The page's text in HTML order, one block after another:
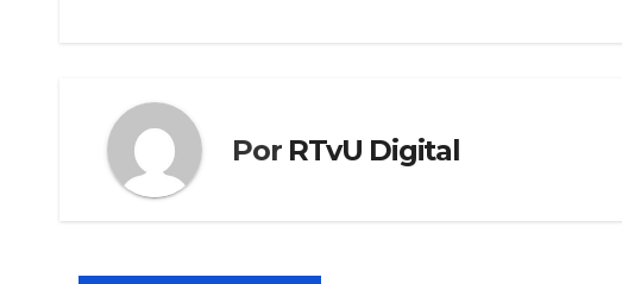
Por RTvU Digital